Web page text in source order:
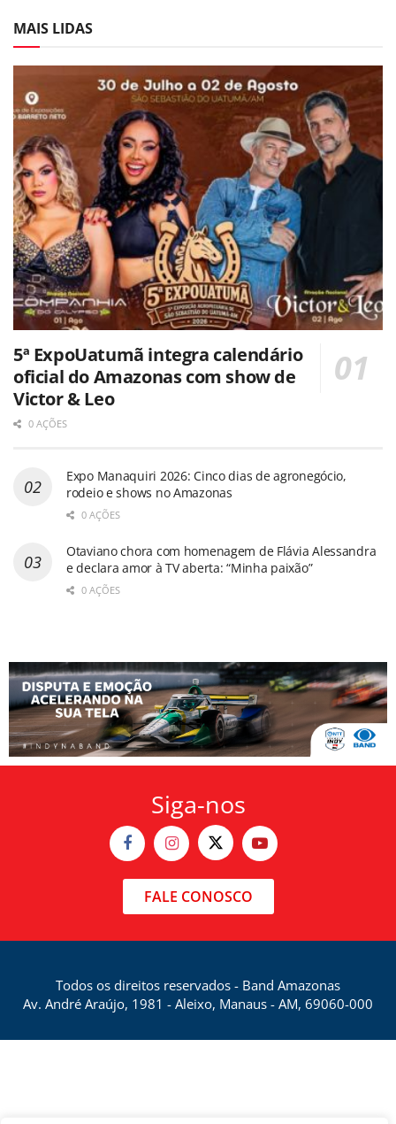
MAIS LIDAS
5ª ExpoUatumã integra calendário
oficial do Amazonas com show de
Victor & Leo
0 AÇÕES
Expo Manaquiri 2026: Cinco dias de agronegócio,
rodeio e shows no Amazonas
0 AÇÕES
Otaviano chora com homenagem de Flávia Alessandra
e declara amor à TV aberta: “Minha paixão”
0 AÇÕES
Siga-nos
FALE CONOSCO
Todos os direitos reservados - Band Amazonas
Av. André Araújo, 1981 - Aleixo, Manaus - AM, 69060-000